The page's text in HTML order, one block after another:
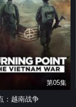
第05集
：越南战争